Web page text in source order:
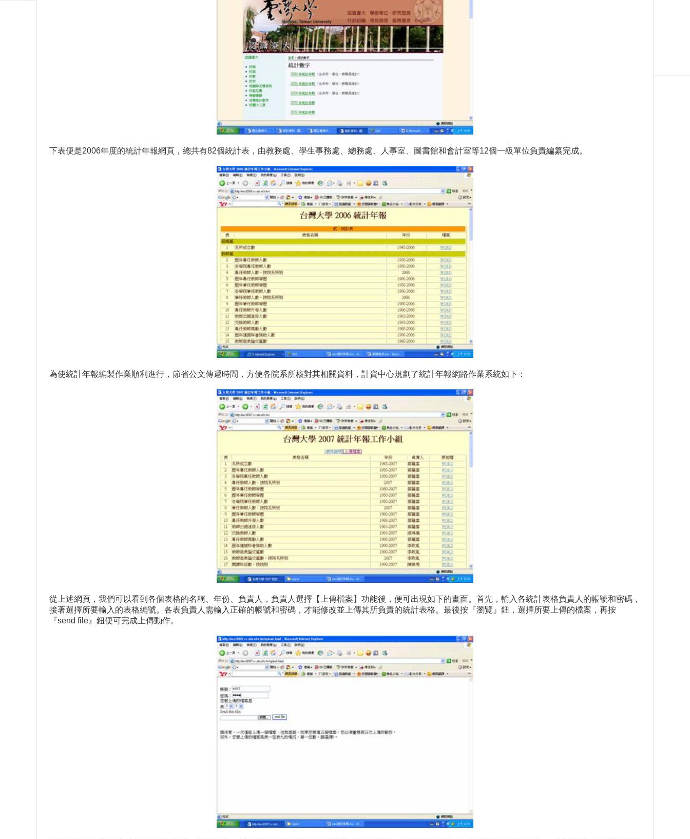
下表便是2006年度的統計年報網頁，總共有82個統計表，由教務處、學生事務處、總務處、人事室、圖書館和會計室等12個一級單位負責編纂完成。
為使統計年報編製作業順利進行，節省公文傳遞時間，方便各院系所核對其相關資料，計資中心規劃了統計年報網路作業系統如下：
從上述網頁，我們可以看到各個表格的名稱、年份、負責人，負責人選擇【上傳檔案】功能後，便可出現如下的畫面。首先，輸入各統計表格負責人的帳號和密碼，
接著選擇所要輸入的表格編號。各表負責人需輸入正確的帳號和密碼，才能修改並上傳其所負責的統計表格。最後按『瀏覽』鈕，選擇所要上傳的檔案，再按
『send file』鈕便可完成上傳動作。